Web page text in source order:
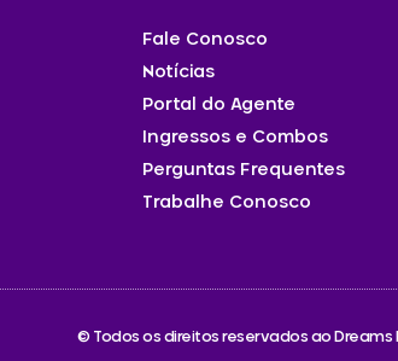
Fale Conosco
Notícias
Portal do Agente
Ingressos e Combos
Perguntas Frequentes
Trabalhe Conosco
© Todos os direitos reservados ao Dreams